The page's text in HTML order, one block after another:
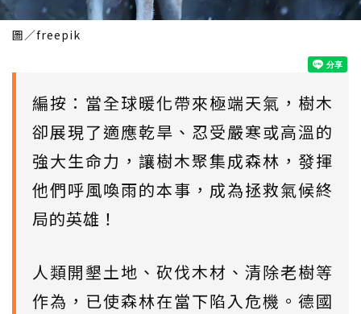
圖／freepik
編按：當全球暖化帶來極端天氣，樹木
卻展現了適應乾旱、忍受嚴寒或高溫的
強大生命力，讓樹木聚集成森林，發揮
他們呼風喚雨的本事，成為拯救氣候終
局的英雄！
人類開墾土地、砍伐木材、清除老樹等
作為，已使森林在當下陷入危機。德國